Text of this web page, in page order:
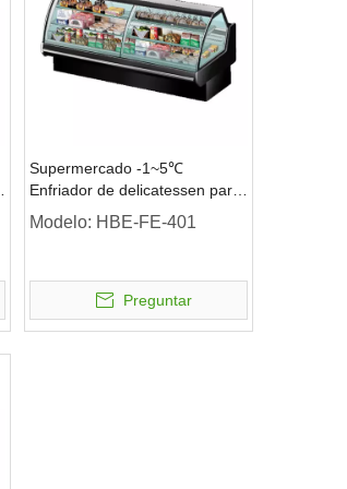
Supermercado -1~5℃
Enfriador de delicatessen para
mostrador de servicio
Exhibición de sándwich de
Modelo: HBE-FE-401
Preguntar